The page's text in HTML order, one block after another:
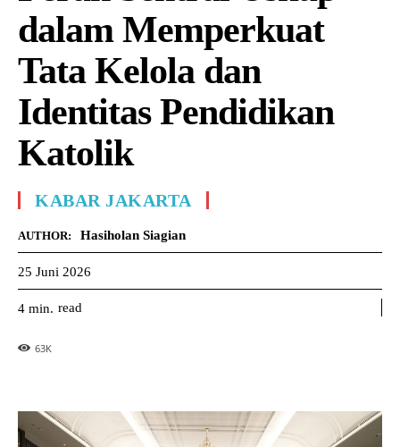
dalam Memperkuat
Tata Kelola dan
Identitas Pendidikan
Katolik
KABAR JAKARTA
AUTHOR: Hasiholan Siagian
25 Juni 2026
4 min. read
63K